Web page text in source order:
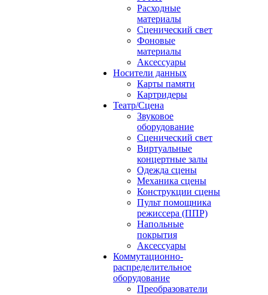
Расходные
материалы
Сценический свет
Фоновые
материалы
Аксессуары
Носители данных
Карты памяти
Картридеры
Театр/Сцена
Звуковое
оборудование
Сценический свет
Виртуальные
концертные залы
Одежда сцены
Механика сцены
Конструкции сцены
Пульт помощника
режиссера (ППР)
Напольные
покрытия
Аксессуары
Коммутационно-
распределительное
оборудование
Преобразователи